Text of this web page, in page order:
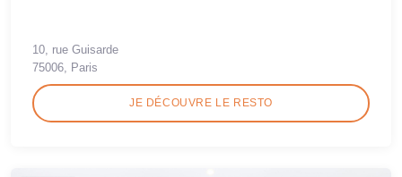
10, rue Guisarde
75006, Paris
JE DÉCOUVRE LE RESTO